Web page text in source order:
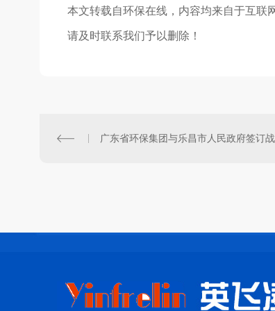
本文转载自环保在线，内容均来自于互联
请及时联系我们予以删除！